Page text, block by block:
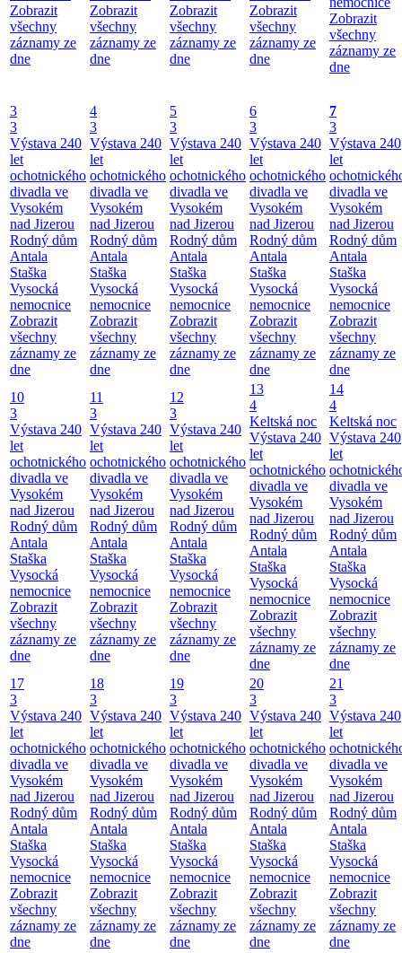
Zobrazit
všechny
záznamy ze
dne
Zobrazit
všechny
záznamy ze
dne
Zobrazit
všechny
záznamy ze
dne
Zobrazit
všechny
záznamy ze
dne
Zobrazit
všechny
záznamy ze
dne
3
3
Výstava 240
let
ochotnického
divadla ve
Vysokém
nad Jizerou
Rodný dům
Antala
Staška
Vysocká
nemocnice
Zobrazit
všechny
záznamy ze
dne
4
3
Výstava 240
let
ochotnického
divadla ve
Vysokém
nad Jizerou
Rodný dům
Antala
Staška
Vysocká
nemocnice
Zobrazit
všechny
záznamy ze
dne
5
3
Výstava 240
let
ochotnického
divadla ve
Vysokém
nad Jizerou
Rodný dům
Antala
Staška
Vysocká
nemocnice
Zobrazit
všechny
záznamy ze
dne
6
3
Výstava 240
let
ochotnického
divadla ve
Vysokém
nad Jizerou
Rodný dům
Antala
Staška
Vysocká
nemocnice
Zobrazit
všechny
záznamy ze
dne
7
3
Výstava 240
let
divadla ve
Vysokém
nad Jizerou
Rodný dům
Antala
Staška
Vysocká
nemocnice
Zobrazit
všechny
záznamy ze
dne
10
3
Výstava 240
let
ochotnického
divadla ve
Vysokém
nad Jizerou
Rodný dům
Antala
Staška
Vysocká
nemocnice
Zobrazit
všechny
záznamy ze
dne
11
3
Výstava 240
let
ochotnického
divadla ve
Vysokém
nad Jizerou
Rodný dům
Antala
Staška
Vysocká
nemocnice
Zobrazit
všechny
záznamy ze
dne
12
3
Výstava 240
let
ochotnického
divadla ve
Vysokém
nad Jizerou
Rodný dům
Antala
Staška
Vysocká
nemocnice
Zobrazit
všechny
záznamy ze
dne
13
4
Keltská noc
Výstava 240
let
ochotnického
divadla ve
Vysokém
nad Jizerou
Rodný dům
Antala
Staška
Vysocká
nemocnice
Zobrazit
všechny
záznamy ze
dne
14
4
Keltská noc
Výstava 240
let
divadla ve
Vysokém
nad Jizerou
Rodný dům
Antala
Staška
Vysocká
nemocnice
Zobrazit
všechny
záznamy ze
dne
17
3
Výstava 240
let
ochotnického
divadla ve
Vysokém
nad Jizerou
Rodný dům
Antala
Staška
Vysocká
nemocnice
Zobrazit
všechny
záznamy ze
dne
18
3
Výstava 240
let
ochotnického
divadla ve
Vysokém
nad Jizerou
Rodný dům
Antala
Staška
Vysocká
nemocnice
Zobrazit
všechny
záznamy ze
dne
19
3
Výstava 240
let
ochotnického
divadla ve
Vysokém
nad Jizerou
Rodný dům
Antala
Staška
Vysocká
nemocnice
Zobrazit
všechny
záznamy ze
dne
20
3
Výstava 240
let
ochotnického
divadla ve
Vysokém
nad Jizerou
Rodný dům
Antala
Staška
Vysocká
nemocnice
Zobrazit
všechny
záznamy ze
dne
21
3
Výstava 240
let
divadla ve
Vysokém
nad Jizerou
Rodný dům
Antala
Staška
Vysocká
nemocnice
Zobrazit
všechny
záznamy ze
dne